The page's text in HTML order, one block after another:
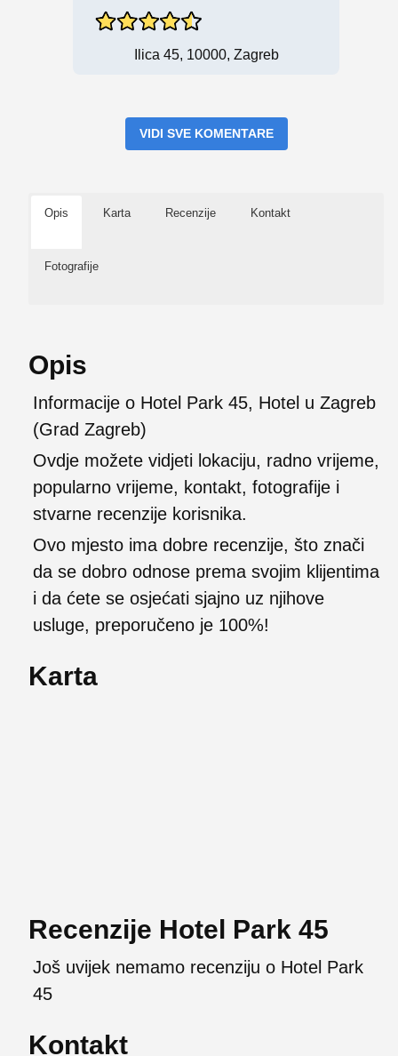
Ilica 45, 10000, Zagreb
VIDI SVE KOMENTARE
Opis Karta Recenzije Kontakt
Fotografije
Opis
Informacije o Hotel Park 45, Hotel u Zagreb
(Grad Zagreb)
Ovdje možete vidjeti lokaciju, radno vrijeme,
popularno vrijeme, kontakt, fotografije i
stvarne recenzije korisnika.
Ovo mjesto ima dobre recenzije, što znači
da se dobro odnose prema svojim klijentima
i da ćete se osjećati sjajno uz njihove
usluge, preporučeno je 100%!
Karta
Recenzije Hotel Park 45
Još uvijek nemamo recenziju o Hotel Park
45
Kontakt